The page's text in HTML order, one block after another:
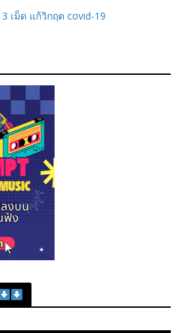
เม็ด แก้วิกฤต covid-19